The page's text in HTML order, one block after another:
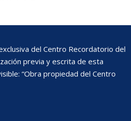
del Centro Recordatorio del
previa y escrita de esta
“Obra propiedad del Centro